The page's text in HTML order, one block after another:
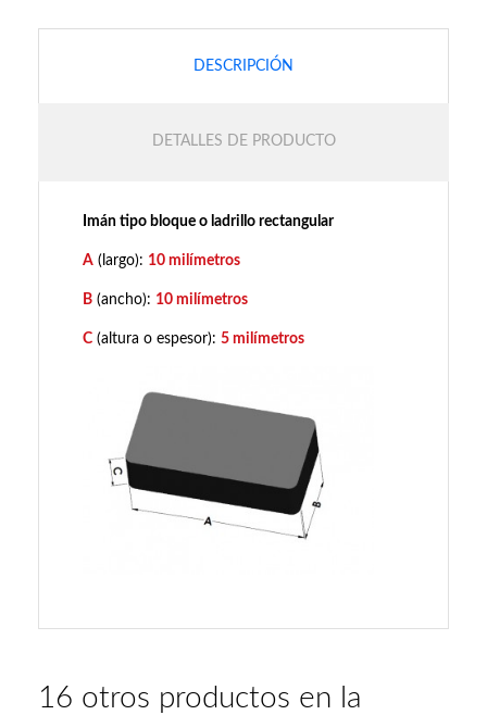
DESCRIPCIÓN
DETALLES DE PRODUCTO
Imán tipo bloque o ladrillo rectangular
A (largo): 10 milímetros
B (ancho): 10 milímetros
C (altura o espesor): 5 milímetros
16 otros productos en la